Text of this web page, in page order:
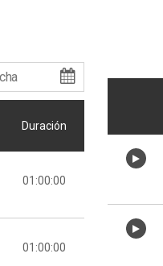
Duración
01:00:00
01:00:00